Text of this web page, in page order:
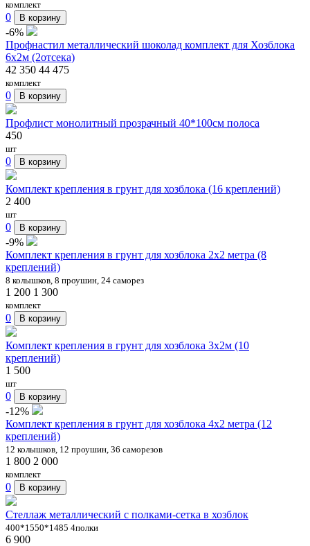
комплект
0 В корзину
-6%
Профнастил металлический шоколад комплект для Хозблока
6х2м (2отсека)
42 350 44 475
комплект
0 В корзину
Профлист монолитный прозрачный 40*100см полоса
450
шт
0 В корзину
Комплект крепления в грунт для хозблока (16 креплений)
2 400
шт
0 В корзину
-9%
Комплект крепления в грунт для хозблока 2x2 метра (8
креплений)
8 колышков, 8 проушин, 24 саморез
1 200 1 300
комплект
0 В корзину
Комплект крепления в грунт для хозблока 3х2м (10
креплений)
1 500
шт
0 В корзину
-12%
Комплект крепления в грунт для хозблока 4x2 метра (12
креплений)
12 колышков, 12 проушин, 36 саморезов
1 800 2 000
комплект
0 В корзину
Стеллаж металлический с полками-сетка в хозблок
400*1550*1485 4полки
6 900